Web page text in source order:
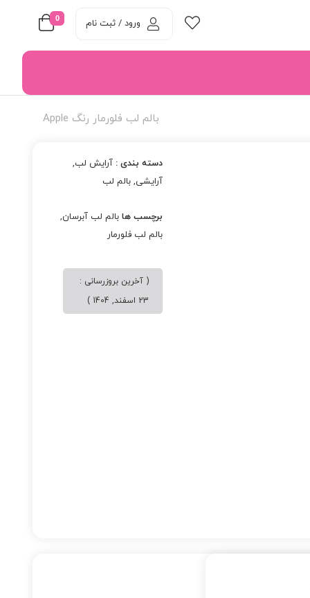
0 ورود / ثبت نام
بالم لب فلورمار رنگ Apple
دسته بندی :آرایش لب,
آرایشی,بالم لب
برچسب هابالم لب آبرسان,
بالم لب فلورمار
( آخرین بروزرسانی :
23 اسفند, 1404 )